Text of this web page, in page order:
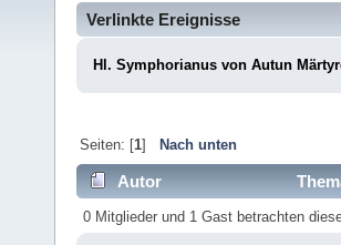
Verlinkte Ereignisse
Hl. Symphorianus von Autun
Seiten: [1] Nach unten
Autor
0 Mitglieder und 1 Gast betrachten